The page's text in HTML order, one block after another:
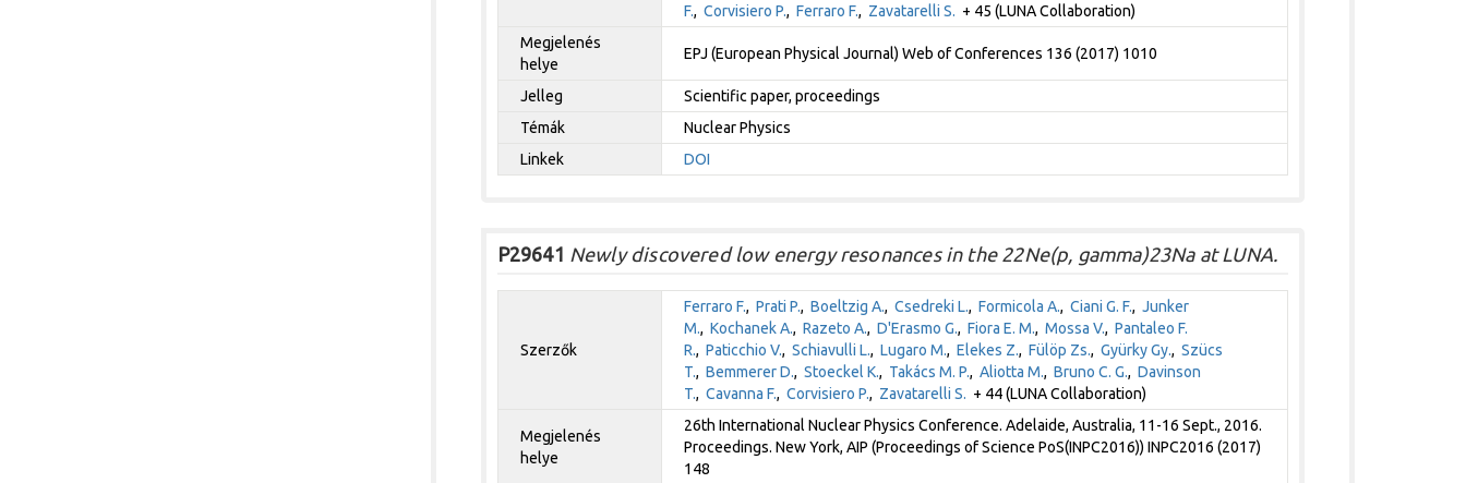
F., Corvisiero P., Ferraro F., Zavatarelli S. + 45 (LUNA Collaboration)
Megjelenés
helye
EPJ (European Physical Journal) Web of Conferences 136 (2017) 1010
Jelleg
Scientific paper, proceedings
Témák
Nuclear Physics
Linkek
DOI
P29641 Newly discovered low energy resonances in the 22Ne(p, gamma)23Na at LUNA.
Szerzők
Ferraro F., Prati P., Boeltzig A., Csedreki L., Formicola A., Ciani G. F., Junker
M., Kochanek A., Razeto A., D'Erasmo G., Fiora E. M., Mossa V., Pantaleo F.
R., Paticchio V., Schiavulli L., Lugaro M., Elekes Z., Fülöp Zs., Gyürky Gy., Szücs
T., Bemmerer D., Stoeckel K., Takács M. P., Aliotta M., Bruno C. G., Davinson
T., Cavanna F., Corvisiero P., Zavatarelli S. + 44 (LUNA Collaboration)
Megjelenés
helye
26th International Nuclear Physics Conference. Adelaide, Australia, 11-16 Sept., 2016.
Proceedings. New York, AIP (Proceedings of Science PoS(INPC2016)) INPC2016 (2017)
148